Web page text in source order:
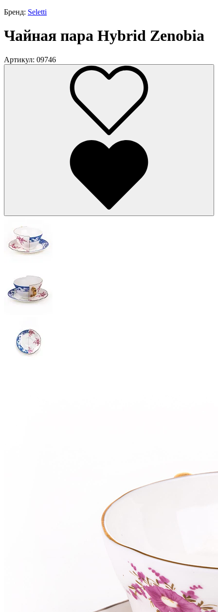
Бренд: Seletti
Чайная пара Hybrid Zenobia
Артикул: 09746